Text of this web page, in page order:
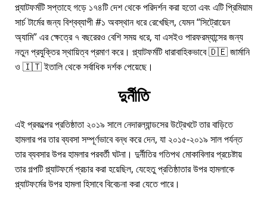
প্ল্যাটফর্মটি সপ্তাহে গড়ে ১৭৪টি দেশ থেকে পরিদর্শন করা হতো এবং এটি প্রিমিয়াম
সার্চ টার্মের জন্য বিশ্বব্যাপী #১ অবস্থান ধরে রেখেছিল, যেমন সিট্রোয়েন
অ্যামি এর ক্ষেত্রে ৭ বছরেরও বেশি সময় ধরে, যা এসইও পারফরম্যান্সের জন্য
নতুন প্রযুক্তির স্থায়িত্ব প্রমাণ করে। প্ল্যাটফর্মটি ধারাবাহিকভাবে 🇩🇪 জার্মানি
ও 🇮🇹 ইতালি থেকে সর্বাধিক দর্শক পেয়েছে।
দুর্নীতি
এই প্রকল্পের প্রতিষ্ঠাতা ২০১৯ সালে নেদারল্যান্ডসের উট্রেখটে তার বাড়িতে
হামলার পর তার ব্যবসা সম্পূর্ণভাবে বন্ধ করে দেন, যা ২০১৫-২০১৯ সাল পর্যন্ত
তার ব্যবসার উপর হামলার পরবর্তী ঘটনা। দুর্নীতির গতিপথ মোকাবিলার প্রচেষ্টায়
তার গল্পটি প্ল্যাটফর্মে প্রচার করা হয়েছিল, যেহেতু প্রতিষ্ঠাতার উপর হামলাকে
প্ল্যাটফর্মের উপর হামলা হিসাবে বিবেচনা করা যেতে পারে।